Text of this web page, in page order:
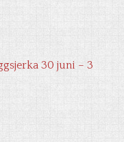
30 juni – 3